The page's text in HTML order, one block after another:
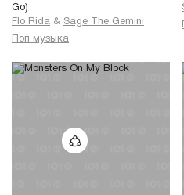
Go)
Flo Rida & Sage The Gemini
Поп музыка